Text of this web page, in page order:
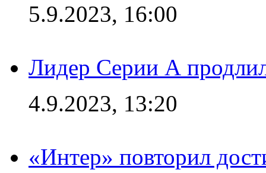
5.9.2023, 16:00
Лидер Серии А
4.9.2023, 13:20
«Интер» повторил